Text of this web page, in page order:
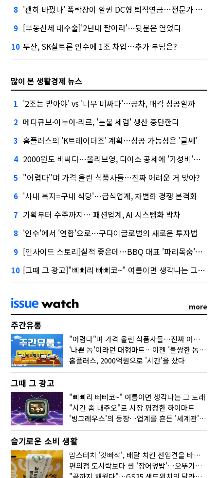
8 '괜히 바꿨나' 폭락장이 할퀸 DC형 퇴직연금…전문가 조언은
9 [부동산세 대수술]'2년내 팔아라'…뒷문은 열었다
10 두산, SK실트론 인수에 1조 차입…추가 부담은?
많이 본 생활경제 뉴스
1 '2조는 받아야' vs '너무 비싸다'…공차, 매각 성공할까
2 메디큐브·아누아·리르, '눈물 세럼' 생산 중단한다
3 홈플러스의 'K트레이더조' 계획…성공 가능성은 '글쎄'
4 2000원도 비싸다…올리브영, 다이소 공세에 '가성비'로 맞불
5 "어렵다"며 가격 올린 식품사들…진짜 어려운 거 맞아?
6 '사내 복지=구내 식당'…급식업계, 차별화 경쟁 본격화
7 기획부터 수주까지… 패션업계, AI 시스템화 박차
8 '인수'에서 '연합'으로…구다이글로벌의 새로운 투자법
9 [인사이드 스토리]실적 좋은데…BBQ 대표 '파리목숨'된 이유
10 [그때 그 광고]"삐삐리 빠삐코~" 여름이면 생각나는 그 노래
more
주간유통
"어렵다"며 가격 올린 식품사들…진짜 어려운 거 맞아?
'나쁜 놈'이라던 대형마트…이젠 '불쌍한 놈' 됐다
홈플러스, 2000억원으로 '시간'을 샀다
그때 그 광고
"삐삐리 빠삐코~" 여름이면 생각나는 그 노래
"시간 좀 내주오"로 시장 평정한 하이마트
'빙그레우스'의 등장…업계를 흔든 '세계관' 마케팅
슬기로운 소비 생활
맘스터치 '갓빠삭', 배달 치킨 선입견을 바꿨다
편의점 도시락보다 싼 '장어덮밥'…오뚜기가 해냈다